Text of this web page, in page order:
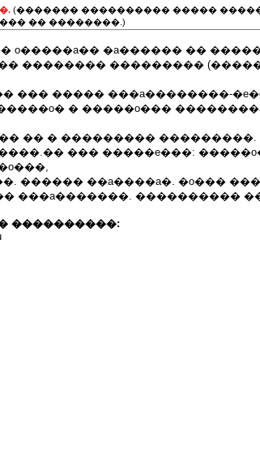
(������� ���������� �����
�� ��������.)
o�����a�� �a������ ��
�������� ���������
��� ����� ���a��������-
� �����o���
�� � ���������
��� �����e���:
������ ��a����a�. �o���
���a�������. ����������
����������: